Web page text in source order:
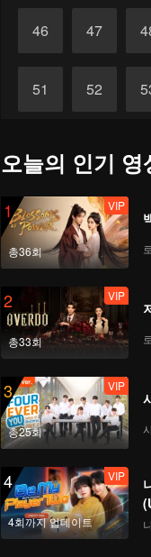
46 47
51 52
오늘의 인기 영
1
총36회
VIP
2
총33회
VIP
3
총25회
VIP
4
4회까지 업데이트
VIP